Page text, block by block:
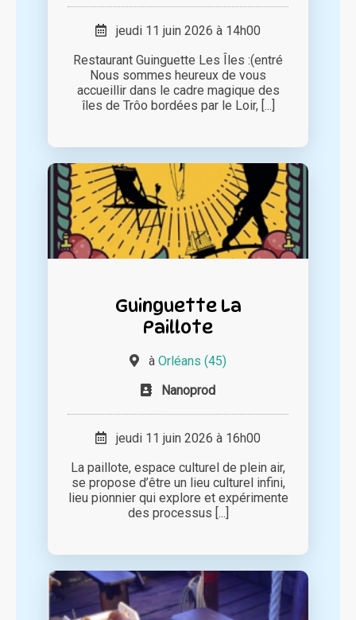
jeudi 11 juin 2026 à 14h00
Restaurant Guinguette Les Îles :(entré
Nous sommes heureux de vous
accueillir dans le cadre magique des
îles de Trôo bordées par le Loir, [...]
Guinguette La
Paillote
à Orléans (45)
Nanoprod
jeudi 11 juin 2026 à 16h00
La paillote, espace culturel de plein air,
se propose d’être un lieu culturel infini,
lieu pionnier qui explore et expérimente
des processus [...]